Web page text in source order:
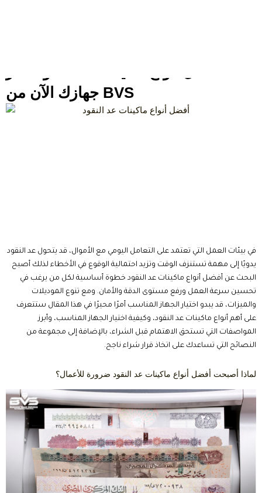
لماذا أصبحت أفضل أنواع ماكينات عد النقود ضرورة للأعمال؟
لم تعد ماكينة عد النقود مجرد جهاز لعد الأوراق المالية، بل أصبحت أداة تشغيل
أساسية تساعد الشركات والمحلات والبنوك والصيدليات ومحطات الوقود على
إنجاز عملياتها اليومية بسرعة وكفاءة فاختيار أفضل أنواع ماكينات عد النقود
يوفر الوقت، ويقلل الأخطاء البشرية، ويساعد على اكتشاف الأوراق المزورة، مما
يرفع من مستوى الأمان المالي داخل المؤسسة كما أن التطور الكبير في تقنيات
العد والكشف جعل الأجهزة الحديثة قادرة على التعامل مع أحجام كبيرة من
الناتجة عن الأخطاء.
توفير الوقت أثناء عمليات العد اليومية.
تقليل نسبة الأخطاء البشرية.
اكتشاف العملات المزورة.
رفع كفاءة الموظفين.
تسريع عمليات الجرد.
دعم العديد من العملات.
مناسبة للشركات والبنوك والمتاجر.